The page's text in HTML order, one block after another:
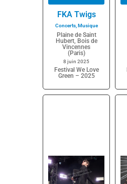
FKA Twigs
Concerts,Musique
Plaine de Saint
Hubert, Bois de
Vincennes
(Paris)
8 juin 2025
Festival We Love
Green – 2025